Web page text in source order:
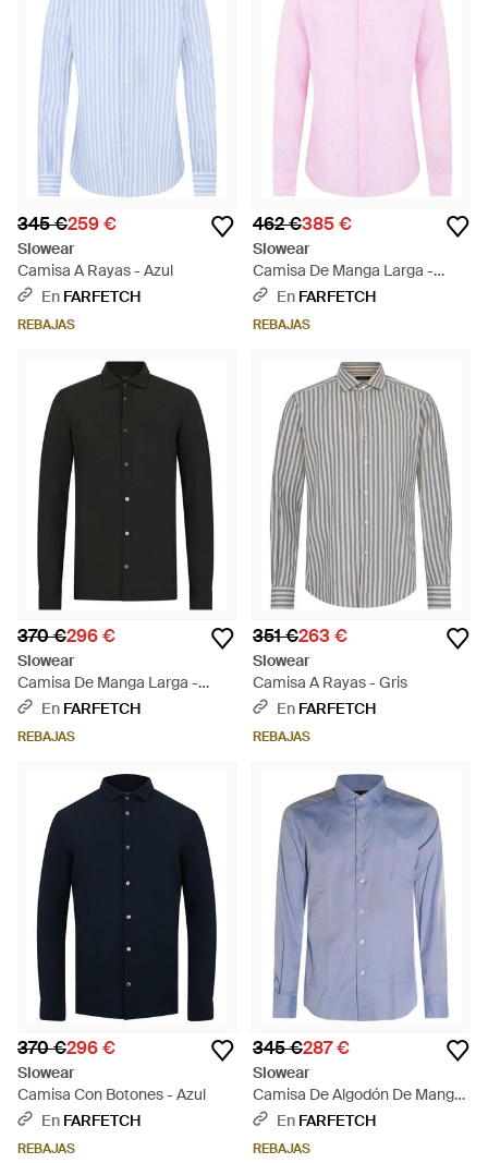
345 €259 €
Slowear
Camisa A Rayas - Azul
En FARFETCH
REBAJAS
462 €385 €
Slowear
Camisa De Manga Larga -
RosaEn FARFETCH
REBAJAS
370 €296 €
Slowear
Camisa De Manga Larga -
Negro
En FARFETCH
REBAJAS
351 €263 €
Slowear
Camisa A Rayas - Gris
En FARFETCH
REBAJAS
370 €296 €
Slowear
Camisa Con Botones - Azul
En FARFETCH
REBAJAS
345 €287 €
Slowear
Camisa De Algodón De Manga
Larga - Azul
En FARFETCH
REBAJAS